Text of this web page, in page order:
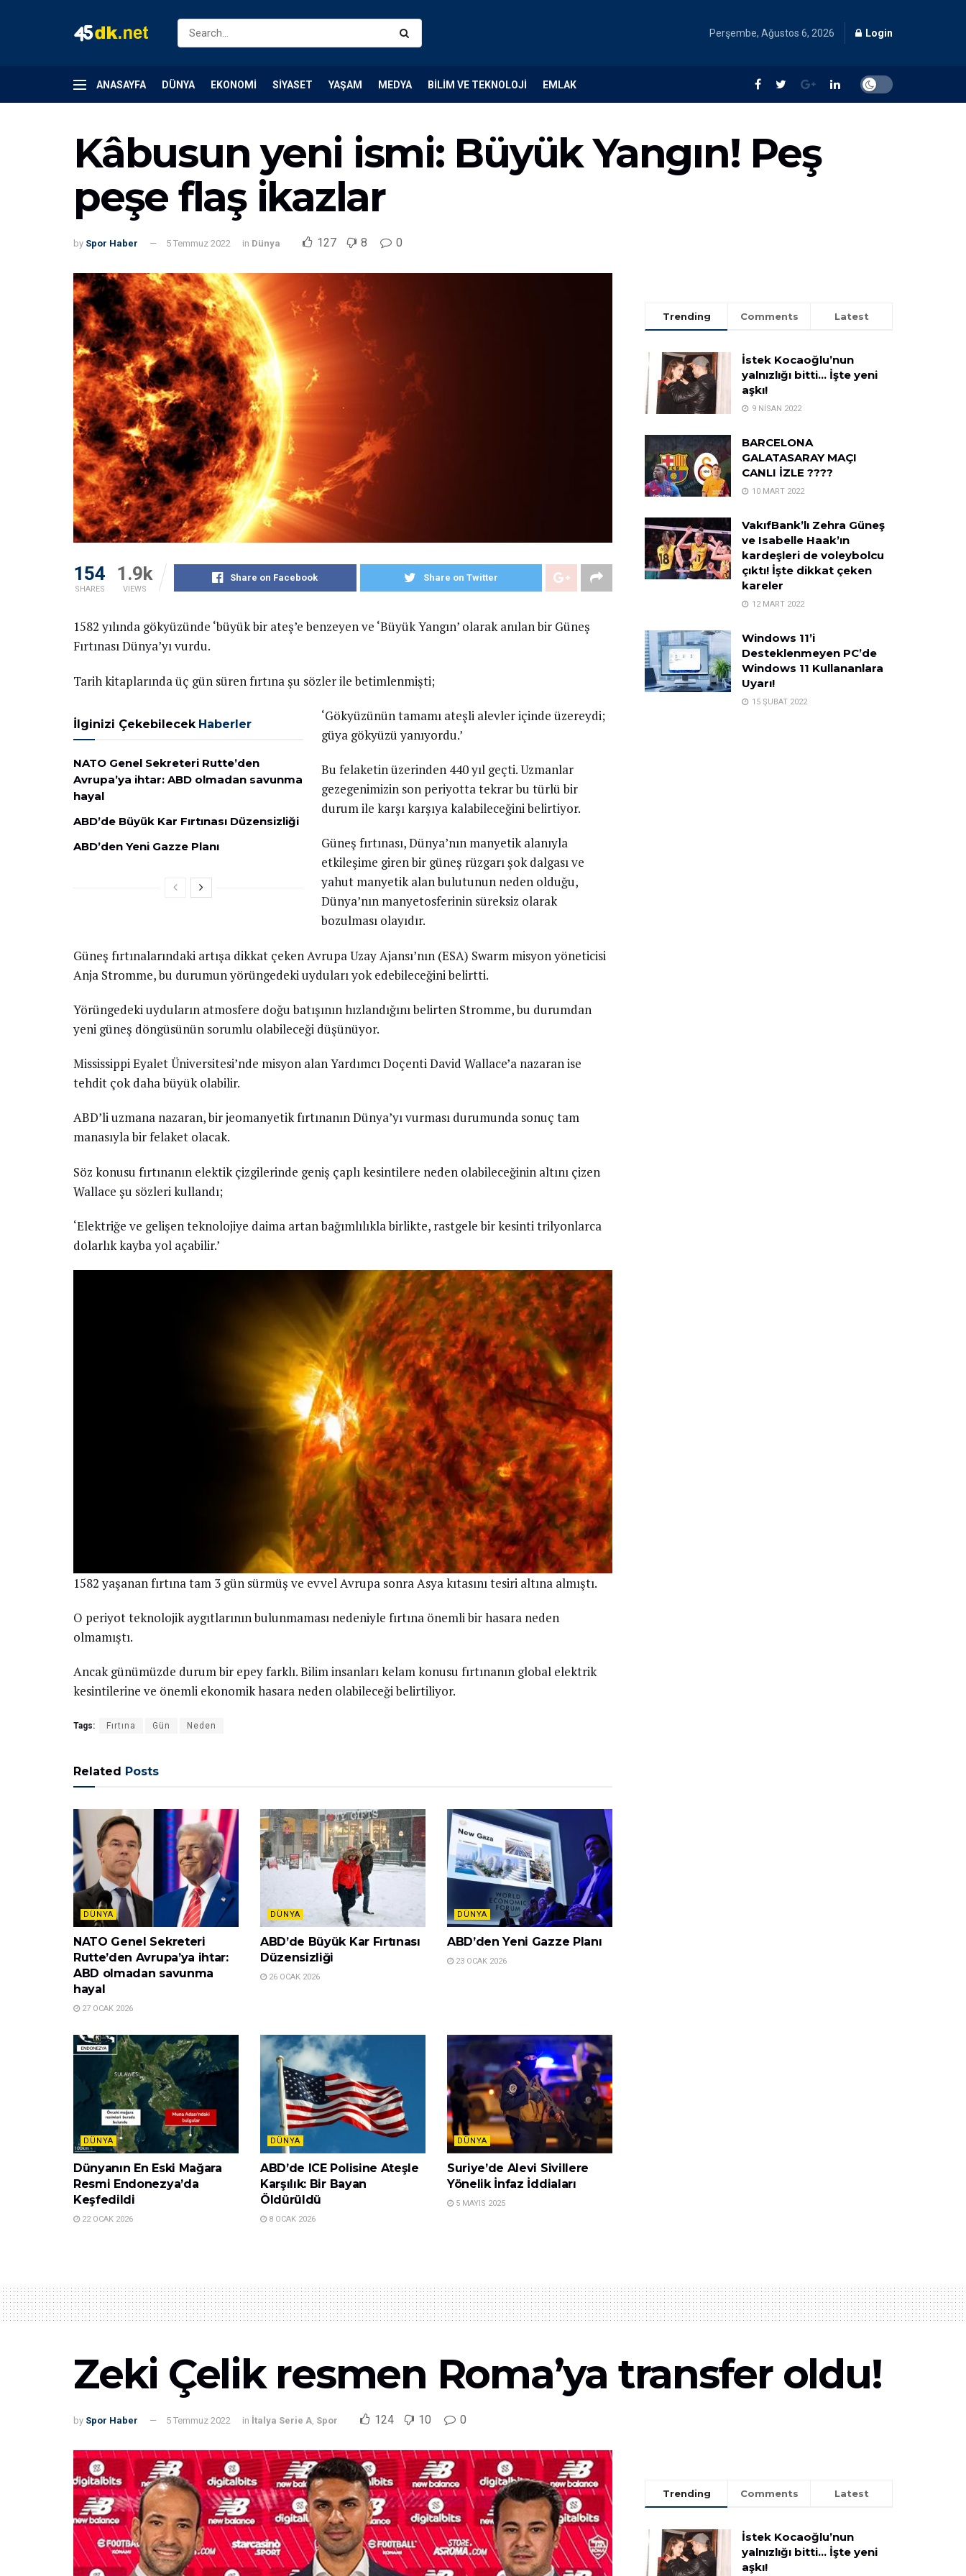
Perşembe, Ağustos 6, 2026 Login
ANASAYFA DÜNYA EKONOMI SIYASET YAŞAM MEDYA BILIM VE TEKNOLOJI EMLAK
Kâbusun yeni ismi: Büyük Yangın! Peş
peşe flaş ikazlar
by Spor Haber 5 Temmuz 2022 in Dünya 127 8 0
154
SHARES
1.9k
VIEWS
Share on Facebook Share on Twitter
1582 yılında gökyüzünde ‘büyük bir ateş’e benzeyen ve ‘Büyük Yangın’ olarak anılan bir Güneş
Fırtınası Dünya’yı vurdu.
Tarih kitaplarında üç gün süren fırtına şu sözler ile betimlenmişti;
İlginizi Çekebilecek Haberler
NATO Genel Sekreteri Rutte’den
Avrupa’ya ihtar: ABD olmadan savunma
hayal
ABD’de Büyük Kar Fırtınası Düzensizliği
ABD’den Yeni Gazze Planı
‘Gökyüzünün tamamı ateşli alevler içinde üzereydi;
güya gökyüzü yanıyordu.’
Bu felaketin üzerinden 440 yıl geçti. Uzmanlar
gezegenimizin son periyotta tekrar bu türlü bir
durum ile karşı karşıya kalabileceğini belirtiyor.
Güneş fırtınası, Dünya’nın manyetik alanıyla
etkileşime giren bir güneş rüzgarı şok dalgası ve
yahut manyetik alan bulutunun neden olduğu,
Dünya’nın manyetosferinin süreksiz olarak
bozulması olayıdır.
Güneş fırtınalarındaki artışa dikkat çeken Avrupa Uzay Ajansı’nın (ESA) Swarm misyon yöneticisi
Anja Stromme, bu durumun yörüngedeki uyduları yok edebileceğini belirtti.
Yörüngedeki uyduların atmosfere doğu batışının hızlandığını belirten Stromme, bu durumdan
yeni güneş döngüsünün sorumlu olabileceği düşünüyor.
Mississippi Eyalet Üniversitesi’nde misyon alan Yardımcı Doçenti David Wallace’a nazaran ise
tehdit çok daha büyük olabilir.
ABD’li uzmana nazaran, bir jeomanyetik fırtınanın Dünya’yı vurması durumunda sonuç tam
manasıyla bir felaket olacak.
Söz konusu fırtınanın elektik çizgilerinde geniş çaplı kesintilere neden olabileceğinin altını çizen
Wallace şu sözleri kullandı;
‘Elektriğe ve gelişen teknolojiye daima artan bağımlılıkla birlikte, rastgele bir kesinti trilyonlarca
dolarlık kayba yol açabilir.’
1582 yaşanan fırtına tam 3 gün sürmüş ve evvel Avrupa sonra Asya kıtasını tesiri altına almıştı.
O periyot teknolojik aygıtlarının bulunmaması nedeniyle fırtına önemli bir hasara neden
olmamıştı.
Ancak günümüzde durum bir epey farklı. Bilim insanları kelam konusu fırtınanın global elektrik
kesintilerine ve önemli ekonomik hasara neden olabileceği belirtiliyor.
Tags: Fırtına Gün Neden
Related Posts
DÜNYA
NATO Genel Sekreteri
Rutte’den Avrupa’ya ihtar:
ABD olmadan savunma
hayal
27 OCAK 2026
DÜNYA
ABD’de Büyük Kar Fırtınası
Düzensizliği
26 OCAK 2026
DÜNYA
ABD’den Yeni Gazze Planı
23 OCAK 2026
DÜNYA
Dünyanın En Eski Mağara
Resmi Endonezya’da
Keşfedildi
22 OCAK 2026
DÜNYA
ABD’de ICE Polisine Ateşle
Karşılık: Bir Bayan
Öldürüldü
8 OCAK 2026
DÜNYA
Suriye’de Alevi Sivillere
Yönelik İnfaz İddiaları
5 MAYIS 2025
Trending Comments Latest
İstek Kocaoğlu’nun
yalnızlığı bitti… İşte yeni
aşkı!
9 NISAN 2022
BARCELONA
GALATASARAY MAÇI
CANLI İZLE ????
10 MART 2022
VakıfBank’lı Zehra Güneş
ve Isabelle Haak’ın
kardeşleri de voleybolcu
çıktı! İşte dikkat çeken
kareler
12 MART 2022
Windows 11’i
Desteklenmeyen PC’de
Windows 11 Kullananlara
Uyarı!
15 ŞUBAT 2022
Zeki Çelik resmen Roma’ya transfer oldu!
by Spor Haber 5 Temmuz 2022 in İtalya Serie A Spor 124 10 0
Trending Comments Latest
İstek Kocaoğlu’nun
yalnızlığı bitti… İşte yeni
aşkı!